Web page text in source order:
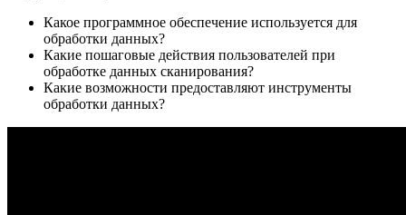
Какое программное обеспечение используется для
обработки данных?
Какие пошаговые действия пользователей при
обработке данных сканирования?
Какие возможности предоставляют инструменты
обработки данных?